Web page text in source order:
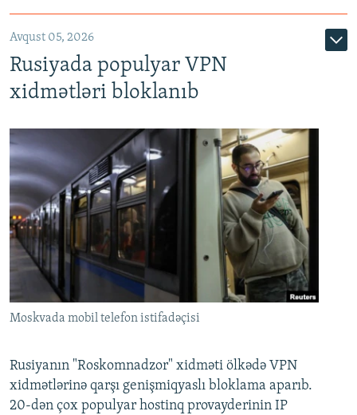
Avqust 05, 2026
Rusiyada populyar VPN
xidmətləri bloklanıb
Moskvada mobil telefon istifadəçisi
Rusiyanın "Roskomnadzor" xidməti ölkədə VPN
xidmətlərinə qarşı genişmiqyaslı bloklama aparıb.
20-dən çox populyar hostinq provayderinin IP